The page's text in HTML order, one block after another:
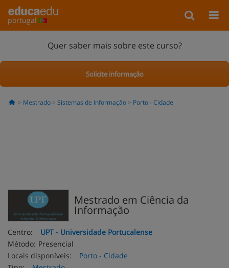
portugal
Quer saber mais sobre este curso?
Solicite informação
Mestrado Sistemas de Informação Porto - Cidade
Mestrado em Ciência da
Informação
Centro:
UPT - Universidade Portucalense
Método: Presencial
Locais disponíveis:
Porto - Cidade